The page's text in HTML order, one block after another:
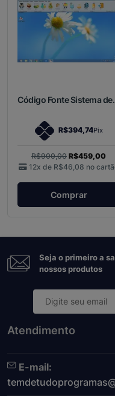
Código Fonte Sistema
R$394,74Pix
R$900,00 R$459,00
12x de R$46,08 no
Comprar
Seja o primeiro a
nossos produtos
Atendimento
E-mail: